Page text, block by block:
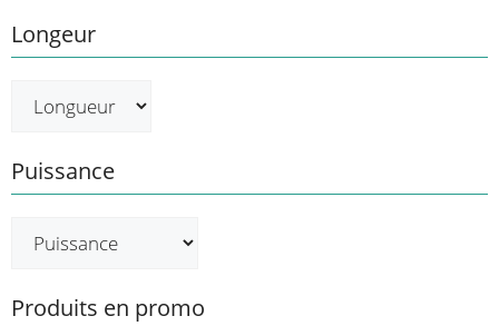
Longeur
Puissance
Produits en promo